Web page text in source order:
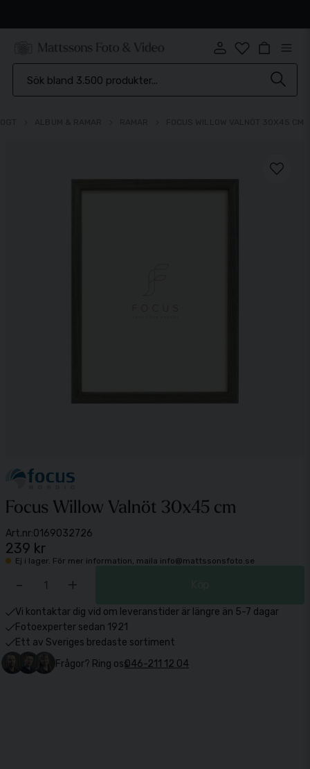
Focus Willow Valnöt 30x45 cm
Art.nr:0169032726
239 kr
Ej i lager. För mer information, maila info@mattssonsfoto.se
- +
Vi kontaktar dig vid om leveranstider är längre än 5-7 dagar
Fotoexperter sedan 1921
Ett av Sveriges bredaste sortiment
Frågor? Ring oss046-211 12 04